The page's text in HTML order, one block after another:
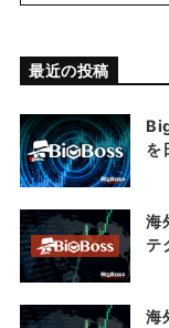
最近の投稿
を
海
テ
海